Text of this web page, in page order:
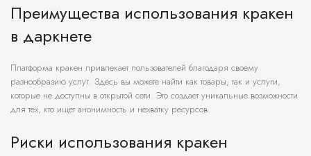
Преимущества использования кракен
в даркнете
Платформа кракен привлекает пользователей благодаря своему
разнообразию услуг. Здесь вы можете найти как товары, так и услуги,
которые не доступны в открытой сети. Это создает уникальные возможности
для тех, кто ищет анонимность и нехватку ресурсов.
Риски использования кракен